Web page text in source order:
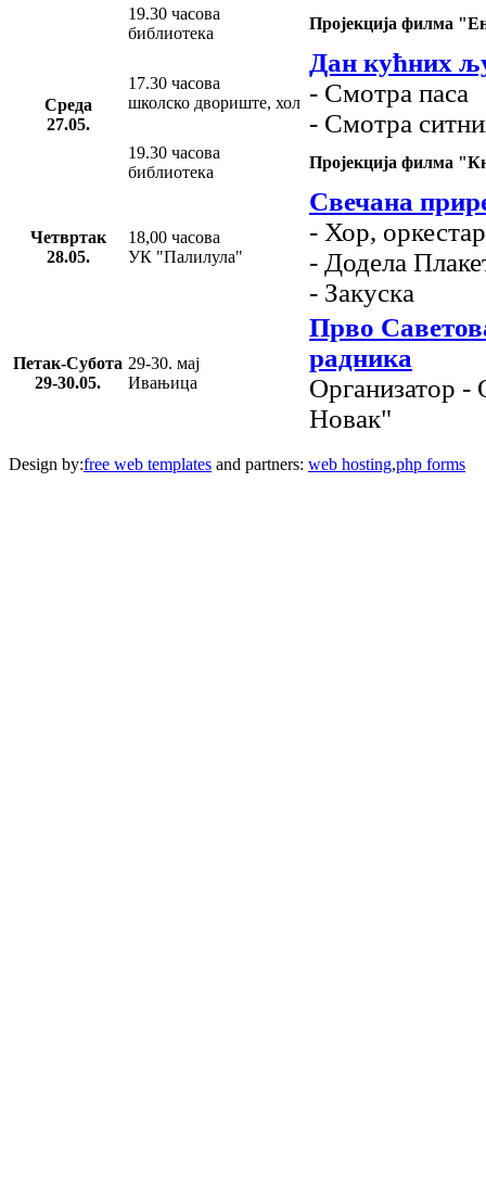
19.30 часова
библиотека
Пројекција филма
Среда
27.05.
17.30 часова
школско двориште, хол
Дан кућних
- Смотра паса
- Смотра
19.30 часова
библиотека
Пројекција филма
Четвртак
28.05.
18,00 часова
УК "Палилула"
Свечана
- Хор,
- Додела
- Закуска
Петак-Субота
29-30.05.
29-30. мај
Ивањица
Прво
радника
Организатор
Новак"
Design by:free web templates and partners: web hosting,php forms